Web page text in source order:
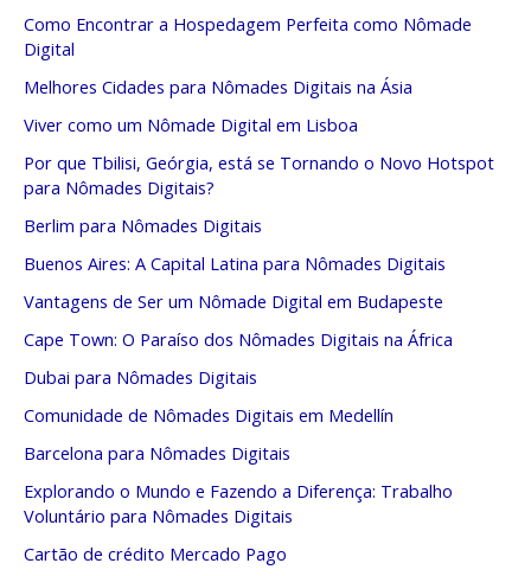
Como Encontrar a Hospedagem Perfeita como Nômade
Digital
Melhores Cidades para Nômades Digitais na Ásia
Viver como um Nômade Digital em Lisboa
Por que Tbilisi, Geórgia, está se Tornando o Novo Hotspot
para Nômades Digitais?
Berlim para Nômades Digitais
Buenos Aires: A Capital Latina para Nômades Digitais
Vantagens de Ser um Nômade Digital em Budapeste
Cape Town: O Paraíso dos Nômades Digitais na África
Dubai para Nômades Digitais
Comunidade de Nômades Digitais em Medellín
Barcelona para Nômades Digitais
Explorando o Mundo e Fazendo a Diferença: Trabalho
Voluntário para Nômades Digitais
Cartão de crédito Mercado Pago